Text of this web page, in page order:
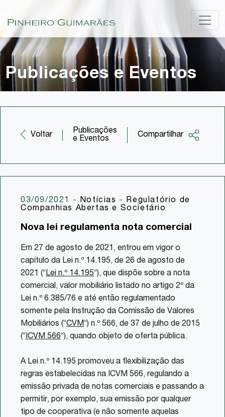
Publicações e Eventos
Voltar
Publicações
e Eventos
Compartilhar
Twitter
Email
Share
03/09/2021 - Notícias - Regulatório de
Companhias Abertas e Societário
Nova lei regulamenta nota comercial
Em 27 de agosto de 2021, entrou em vigor o
capítulo da Lei n.º 14.195, de 26 de agosto de
2021 (“Lei n.º 14.195“), que dispõe sobre a nota
comercial, valor mobiliário listado no artigo 2º da
Lei n.º 6.385/76 e até então regulamentado
somente pela Instrução da Comissão de Valores
Mobiliários (“CVM“) n.º 566, de 37 de julho de 2015
(“ICVM 566“), quando objeto de oferta pública.
A Lei n.º 14.195 promoveu a flexibilização das
regras estabelecidas na ICVM 566, regulando a
emissão privada de notas comerciais e passando a
permitir, por exemplo, sua emissão por qualquer
tipo de cooperativa (e não somente aquelas